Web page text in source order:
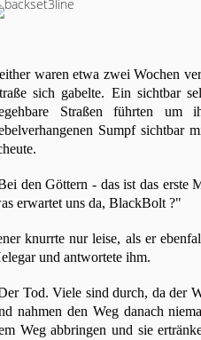
waren etwa zwei Wochen
sich gabelte. Ein sichtbar
Straßen führten um
Sumpf sichtbar
den Göttern - das ist das erste
erwartet uns da, BlackBolt ?"
knurrte nur leise, als er
und antwortete ihm.
Tod. Viele sind durch, da der
nahmen den Weg danach
Weg abbringen und sie